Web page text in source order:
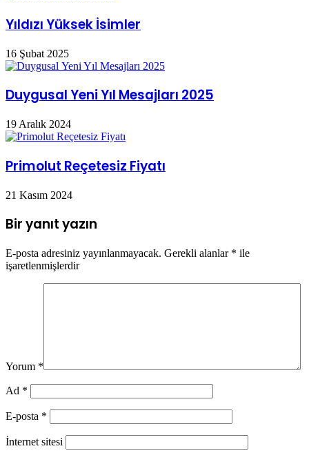
Yıldızı Yüksek İsimler
16 Şubat 2025
Duygusal Yeni Yıl Mesajları 2025
19 Aralık 2024
Primolut Reçetesiz Fiyatı
21 Kasım 2024
Bir yanıt yazın
E-posta adresiniz yayınlanmayacak. Gerekli alanlar * ile
işaretlenmişlerdir
Yorum *
Ad *
E-posta *
İnternet sitesi